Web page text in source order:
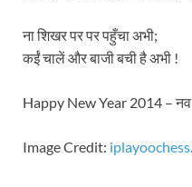
ना शिखर पर पर पहुँचा अभी;
कईं चालें और बाजी बची है अभी !
Happy New Year 2014 – नव
Image Credit: